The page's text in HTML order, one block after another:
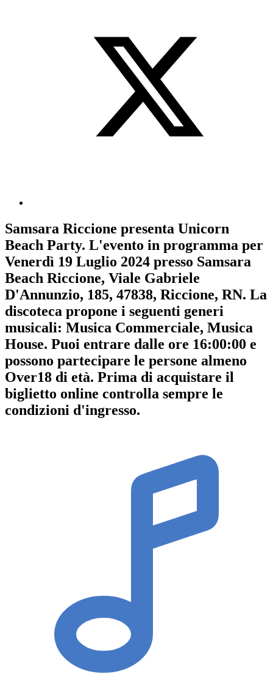
Samsara Riccione presenta Unicorn
Beach Party. L'evento in programma per
Venerdì 19 Luglio 2024 presso Samsara
Beach Riccione, Viale Gabriele
D'Annunzio, 185, 47838, Riccione, RN. La
discoteca propone i seguenti generi
musicali: Musica Commerciale, Musica
House. Puoi entrare dalle ore 16:00:00 e
possono partecipare le persone almeno
Over18 di età. Prima di acquistare il
biglietto online controlla sempre le
condizioni d'ingresso.